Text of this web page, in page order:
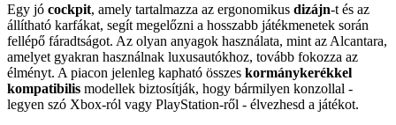
Egy jó cockpit, amely tartalmazza az ergonomikus dizájn-t és az
állítható karfákat, segít megelőzni a hosszabb játékmenetek során
fellépő fáradtságot. Az olyan anyagok használata, mint az Alcantara,
amelyet gyakran használnak luxusautókhoz, tovább fokozza az
élményt. A piacon jelenleg kapható összes kormánykerékkel
kompatibilis modellek biztosítják, hogy bármilyen konzollal -
legyen szó Xbox-ról vagy PlayStation-ről - élvezhesd a játékot.